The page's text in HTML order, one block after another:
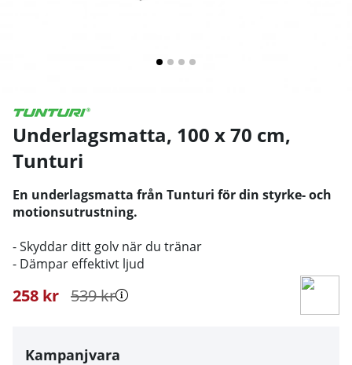
Underlagsmatta, 100 x 70 cm,
Tunturi
En underlagsmatta från Tunturi för din styrke- och
motionsutrustning.
- Skyddar ditt golv när du tränar
- Dämpar effektivt ljud
539kr
258 kr
Kampanjvara